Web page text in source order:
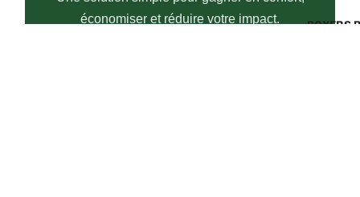
BOXERS
économiser et réduire votre impact.